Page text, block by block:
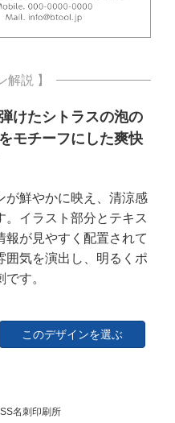
解説 】
けたシトラスの泡の
モチーフにした爽快
が鮮やかに映え、清涼感
。イラスト部分とテキス
報が見やすく配置されて
囲気を演出し、明るくポ
す。
このデザインを選ぶ
名刺印刷所